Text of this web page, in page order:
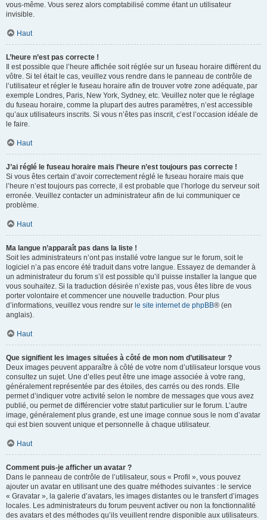
vous-même. Vous serez alors comptabilisé comme étant un utilisateur
invisible.
Haut
L’heure n’est pas correcte !
Il est possible que l’heure affichée soit réglée sur un fuseau horaire différent du
vôtre. Si tel était le cas, veuillez vous rendre dans le panneau de contrôle de
l’utilisateur et régler le fuseau horaire afin de trouver votre zone adéquate, par
exemple Londres, Paris, New York, Sydney, etc. Veuillez noter que le réglage
du fuseau horaire, comme la plupart des autres paramètres, n’est accessible
qu’aux utilisateurs inscrits. Si vous n’êtes pas inscrit, c’est l’occasion idéale de
le faire.
Haut
J’ai réglé le fuseau horaire mais l’heure n’est toujours pas correcte !
Si vous êtes certain d’avoir correctement réglé le fuseau horaire mais que
l’heure n’est toujours pas correcte, il est probable que l’horloge du serveur soit
erronée. Veuillez contacter un administrateur afin de lui communiquer ce
problème.
Haut
Ma langue n’apparaît pas dans la liste !
Soit les administrateurs n’ont pas installé votre langue sur le forum, soit le
logiciel n’a pas encore été traduit dans votre langue. Essayez de demander à
un administrateur du forum s’il est possible qu’il puisse installer la langue que
vous souhaitez. Si la traduction désirée n’existe pas, vous êtes libre de vous
porter volontaire et commencer une nouvelle traduction. Pour plus
d’informations, veuillez vous rendre sur le site internet de phpBB® (en
anglais).
Haut
Que signifient les images situées à côté de mon nom d’utilisateur ?
Deux images peuvent apparaître à côté de votre nom d’utilisateur lorsque vous
consultez un sujet. Une d’elles peut être une image associée à votre rang,
généralement représentée par des étoiles, des carrés ou des ronds. Elle
permet d’indiquer votre activité selon le nombre de messages que vous avez
publié, ou permet de différencier votre statut particulier sur le forum. L’autre
image, généralement plus grande, est une image connue sous le nom d’avatar
qui est bien souvent unique et personnelle à chaque utilisateur.
Haut
Comment puis-je afficher un avatar ?
Dans le panneau de contrôle de l’utilisateur, sous « Profil », vous pouvez
ajouter un avatar en utilisant une des quatre méthodes suivantes : le service
« Gravatar », la galerie d’avatars, les images distantes ou le transfert d’images
locales. Les administrateurs du forum peuvent activer ou non la fonctionnalité
des avatars et des méthodes qu’ils veuillent rendre disponible aux utilisateurs.